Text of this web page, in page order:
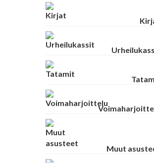
Muut